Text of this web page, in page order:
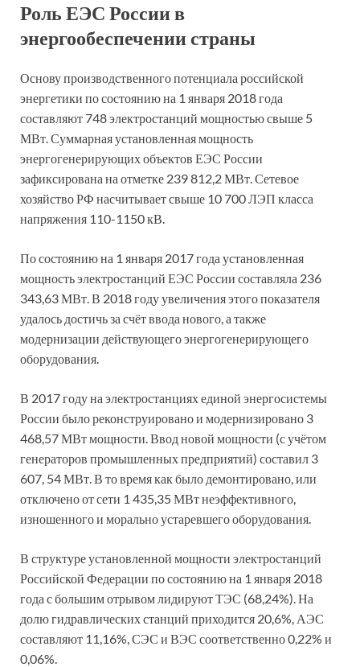
Роль ЕЭС России в
энергообеспечении страны
Основу производственного потенциала российской
энергетики по состоянию на 1 января 2018 года
составляют 748 электростанций мощностью свыше 5
МВт. Суммарная установленная мощность
энергогенерирующих объектов ЕЭС России
зафиксирована на отметке 239 812,2 МВт. Сетевое
хозяйство РФ насчитывает свыше 10 700 ЛЭП класса
напряжения 110-1150 кВ.
По состоянию на 1 января 2017 года установленная
мощность электростанций ЕЭС России составляла 236
343,63 МВт. В 2018 году увеличения этого показателя
удалось достичь за счёт ввода нового, а также
модернизации действующего энергогенерирующего
оборудования.
В 2017 году на электростанциях единой энергосистемы
России было реконструировано и модернизировано 3
468,57 МВт мощности. Ввод новой мощности (с учётом
генераторов промышленных предприятий) составил 3
607, 54 МВт. В то время как было демонтировано, или
отключено от сети 1 435,35 МВт неэффективного,
изношенного и морально устаревшего оборудования.
В структуре установленной мощности электростанций
Российской Федерации по состоянию на 1 января 2018
года с большим отрывом лидируют ТЭС (68,24%). На
долю гидравлических станций приходится 20,6%, АЭС
составляют 11,16%, СЭС и ВЭС соответственно 0,22% и
0,06%.